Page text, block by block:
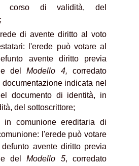
corso di validità, del
di avente diritto al voto
l'erede può votare al
avente diritto previa
delModello 4,corredato
indicata nel
documento di identità, in
del sottoscrittore;
in comunione ereditaria di
l'erede può votare
avente diritto previa
delModello 5, corredato